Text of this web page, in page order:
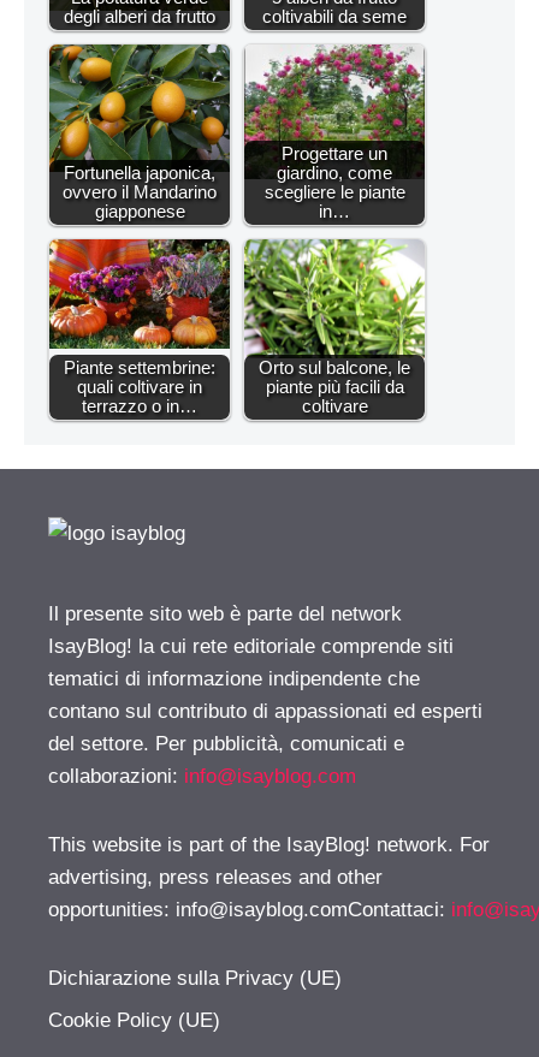
degli alberi da frutto
coltivabili da seme
Fortunella japonica,
ovvero il Mandarino
giapponese
Progettare un
giardino, come
scegliere le piante
in…
Piante settembrine:
quali coltivare in
terrazzo o in…
Orto sul balcone, le
piante più facili da
coltivare
Il presente sito web è parte del network
IsayBlog! la cui rete editoriale comprende siti
tematici di informazione indipendente che
contano sul contributo di appassionati ed esperti
del settore. Per pubblicità, comunicati e
collaborazioni: info@isayblog.com
This website is part of the IsayBlog! network. For
advertising, press releases and other
opportunities: info@isayblog.comContattaci:
Dichiarazione sulla Privacy (UE)
Cookie Policy (UE)